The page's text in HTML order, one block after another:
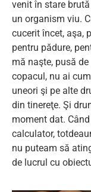
venit în stare
un organism viu.
cucerit încet, aşa,
pentru pădure,
mă naşte, pusă
copacul, nu ai
uneori şi pe alte
din tinereţe. Şi
moment dat.
calculator,
nu puteam să
de lucrul cu